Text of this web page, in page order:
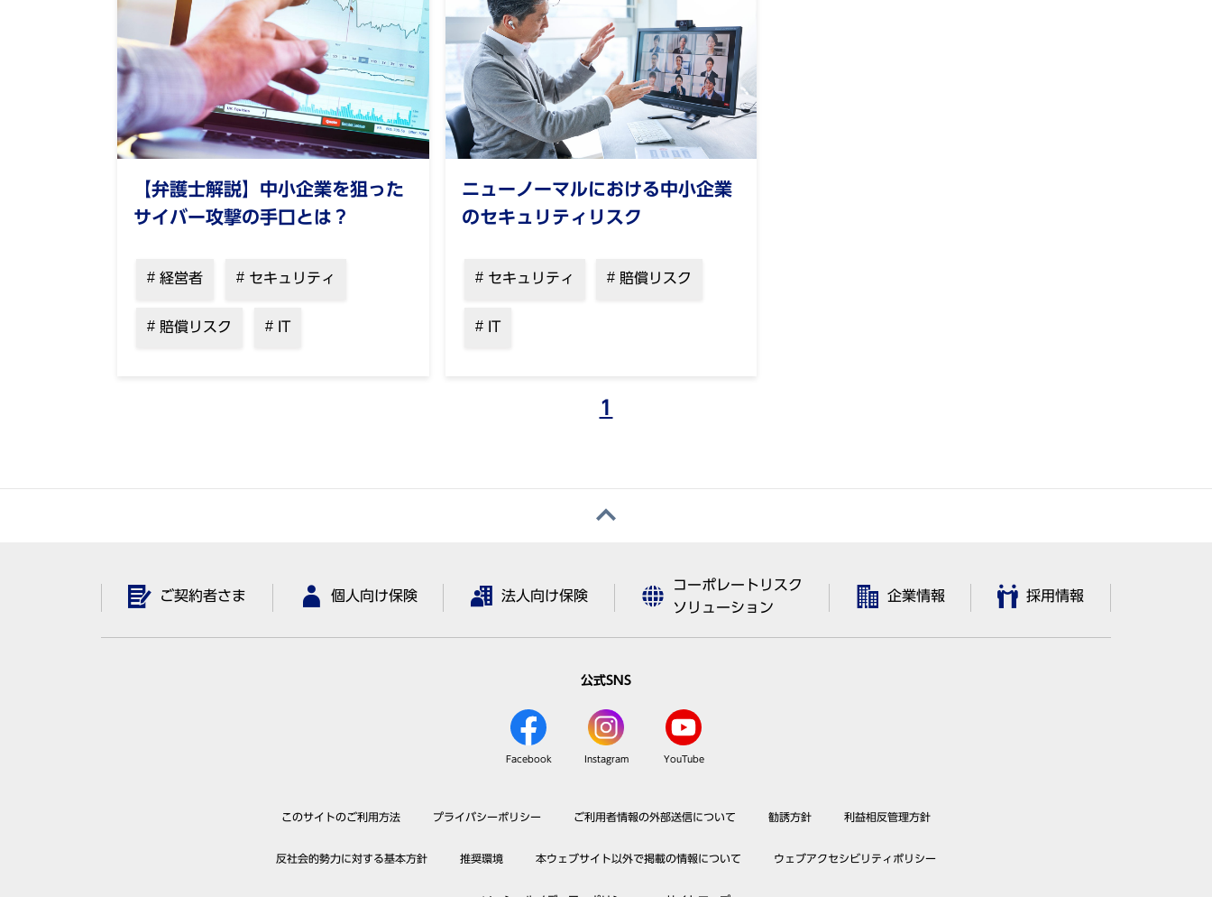
【弁護士解説】中小企業を狙った
サイバー攻撃の手口とは？
経営者 セキュリティ
賠償リスク IT
ニューノーマルにおける中小企業
のセキュリティリスク
セキュリティ 賠償リスク
IT
1
ご契約者さま 個人向け保険 法人向け保険
コーポレートリスク
ソリューション
企業情報 採用情報
公式SNS
Facebook Instagram YouTube
このサイトのご利用方法 プライバシーポリシー ご利用者情報の外部送信について 勧誘方針 利益相反管理方針
反社会的勢力に対する基本方針 推奨環境 本ウェブサイト以外で掲載の情報について ウェブアクセシビリティポリシー